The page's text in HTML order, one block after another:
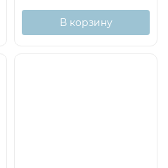
В корзину